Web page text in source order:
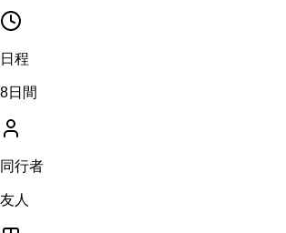
日程
8日間
同行者
友人